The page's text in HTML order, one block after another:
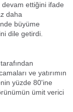
ettiğini ifade
daha
büyüme
dile getirdi.
ve yatırımın
yüzde 80'ine
ümit verici